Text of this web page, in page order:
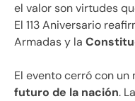
el valor son virtudes
El 113 Aniversario
Armadas y la
El evento cerró con un
futuro de la nación.